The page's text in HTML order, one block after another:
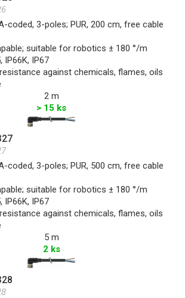
coded, 3-poles; PUR, 200 cm, free cable
suitable for robotics ± 180 °/m
IP66K, IP67
against chemicals, flames, oils
2 m
> 15 ks
coded, 3-poles; PUR, 500 cm, free cable
suitable for robotics ± 180 °/m
IP66K, IP67
against chemicals, flames, oils
5 m
2 ks